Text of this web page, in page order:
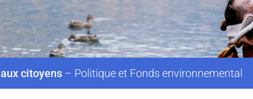
citoyens – Politique et Fonds environnemental